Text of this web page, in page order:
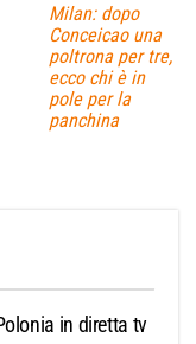
Milan: dopo
Conceicao una
poltrona per tre,
ecco chi è in
pole per la
panchina
in diretta tv